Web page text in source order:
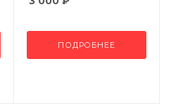
ПОДРОБНЕЕ